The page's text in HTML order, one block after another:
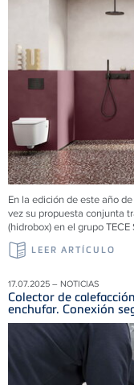
En la edición de este año
vez su propuesta conjunta
(hidrobox) en el grupo TECE
LEER ARTÍCULO
17.07.2025 – NOTICIAS
Colector de
enchufar. Conexión